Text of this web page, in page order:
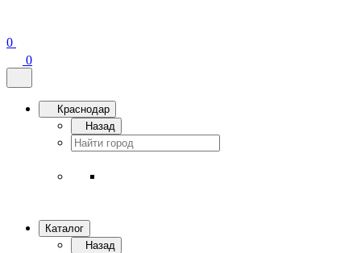
0
0
Краснодар
Назад
Каталог
Назад